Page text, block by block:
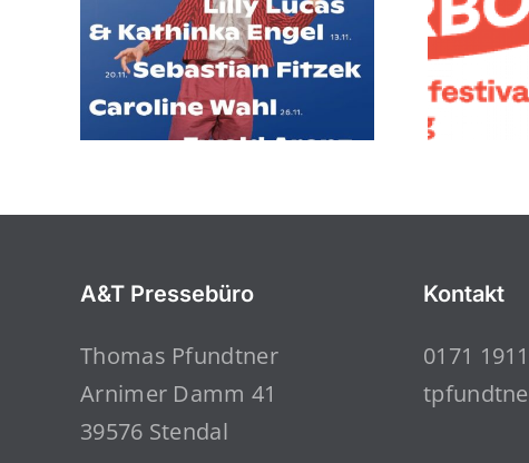
A&T Pressebüro
Thomas Pfundtner
Arnimer Damm 41
39576 Stendal
Kontakt
0171